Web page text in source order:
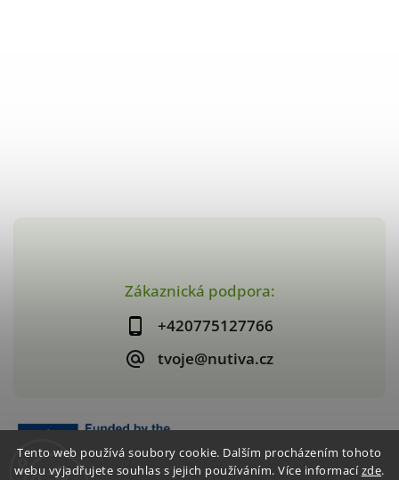
Tento web používá soubory cookie. Dalším procházením tohoto
webu vyjadřujete souhlas s jejich používáním. Více informacízde.
Zákaznická podpora:
+420775127766
tvoje@nutiva.cz